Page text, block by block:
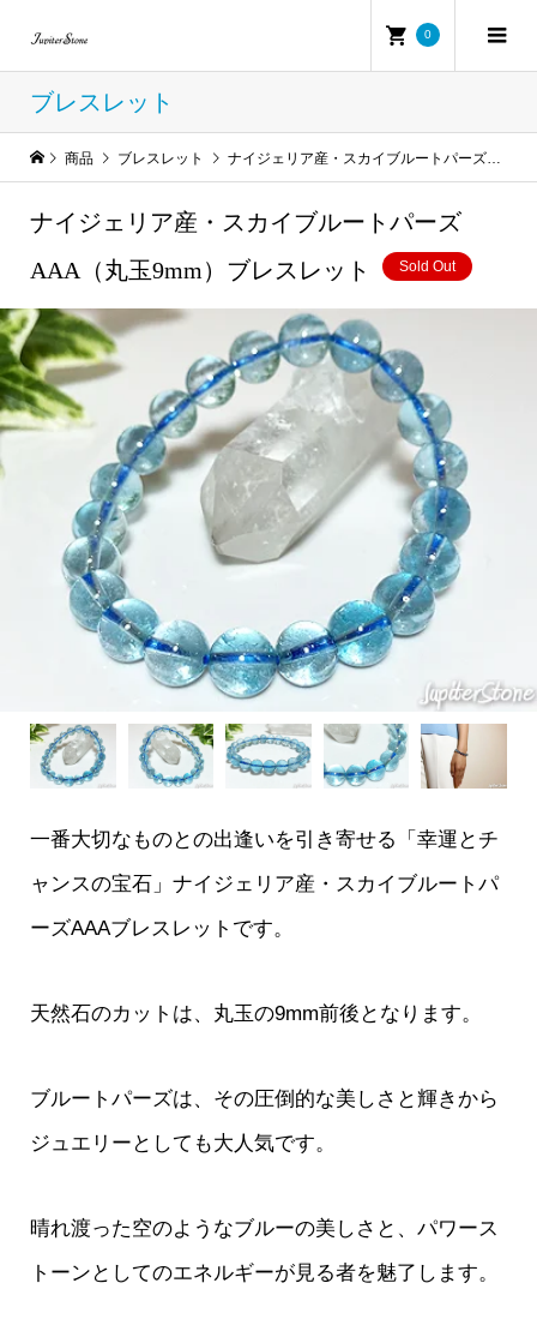
0
ブレスレット
商品 ブレスレット ナイジェリア産・スカイブルートパーズAAA（丸玉9mm）ブレスレット
ナイジェリア産・スカイブルートパーズ
AAA（丸玉9mm）ブレスレット
Sold Out
一番大切なものとの出逢いを引き寄せる「幸運とチ
ャンスの宝石」ナイジェリア産・スカイブルートパ
ーズAAAブレスレットです。
天然石のカットは、丸玉の9mm前後となります。
ブルートパーズは、その圧倒的な美しさと輝きから
ジュエリーとしても大人気です。
晴れ渡った空のようなブルーの美しさと、パワース
トーンとしてのエネルギーが見る者を魅了します。